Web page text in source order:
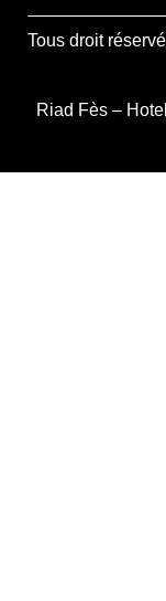
Tous droit
Riad Fès –